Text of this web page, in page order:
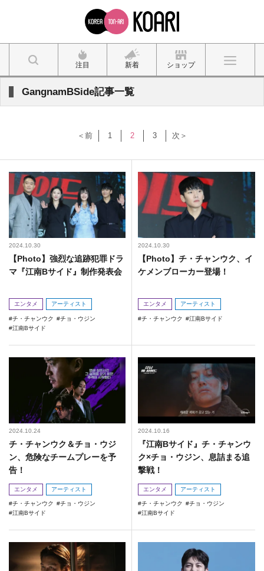
注目 新着 ショップ
GangnamBSide記事一覧
＜前 1 2 3 次＞
2024.10.30
【Photo】強烈な追跡犯罪ドラ
マ『江南Bサイド』制作発表会
エンタメ アーティスト
チ・チャンウク
チョ・ウジン
江南Bサイド
2024.10.30
【Photo】チ・チャンウク、イ
ケメンブローカー登場！
エンタメ アーティスト
チ・チャンウク 江南Bサイド
2024.10.24
チ・チャンウク＆チョ・ウジ
ン、危険なチームプレーを予
告！
エンタメ アーティスト
チ・チャンウク
チョ・ウジン
江南Bサイド
2024.10.16
『江南Bサイド』チ・チャンウ
ク×チョ・ウジン、息詰まる追
撃戦！
エンタメ アーティスト
チ・チャンウク
チョ・ウジン
江南Bサイド